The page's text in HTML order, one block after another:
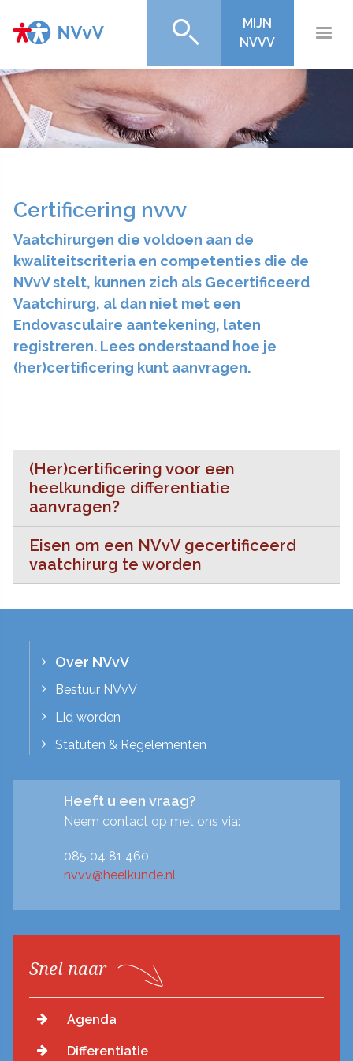
MIJN
NVVV
Certificering nvvv
Vaatchirurgen die voldoen aan de
kwaliteitscriteria en competenties die de
NVvV stelt, kunnen zich als Gecertificeerd
Vaatchirurg, al dan niet met een
Endovasculaire aantekening, laten
registreren. Lees onderstaand hoe je
(her)certificering kunt aanvragen.
(Her)certificering voor een
heelkundige differentiatie
aanvragen?
Eisen om een NVvV gecertificeerd
vaatchirurg te worden
Over NVvV
Bestuur NVvV
Lid worden
Statuten & Regelementen
Heeft u een vraag?
Neem contact op met ons via:
085 04 81 460
nvvv@heelkunde.nl
Snel naar
Agenda
Differentiatie